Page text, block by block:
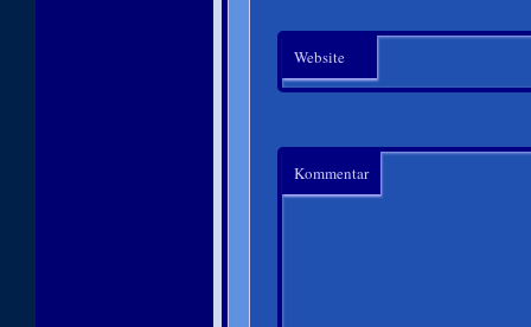
Website
Kommentar